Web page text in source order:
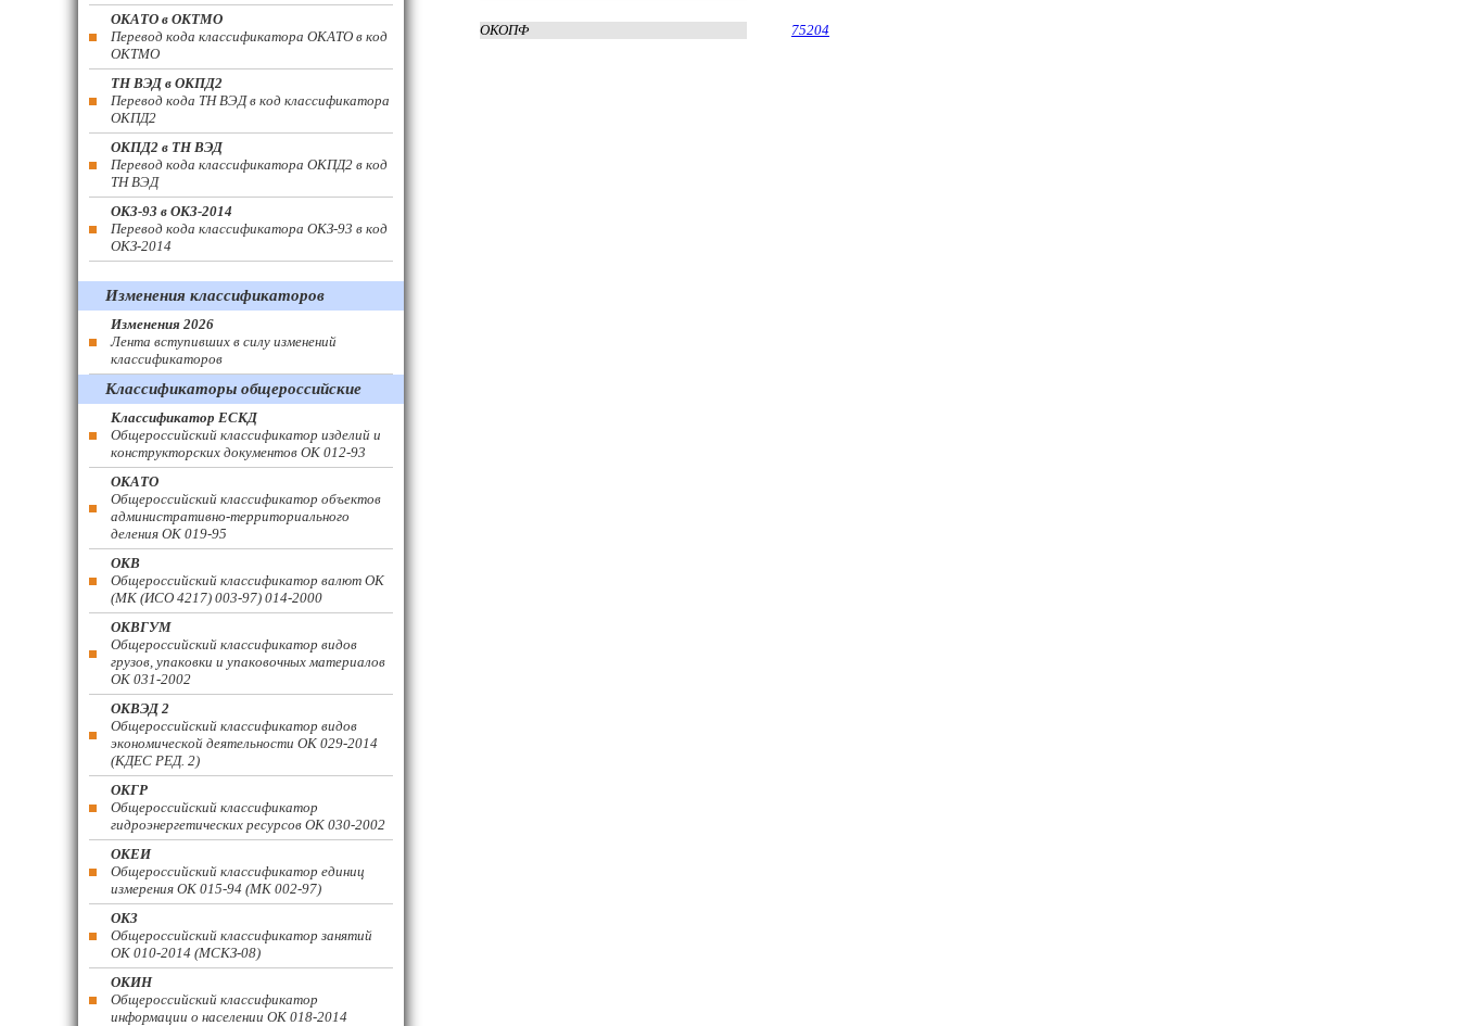
ОКОПФ 75204
ОКАТО в ОКТМО
Перевод кода классификатора ОКАТО в код
ОКТМО
ТН ВЭД в ОКПД2
Перевод кода ТН ВЭД в код классификатора
ОКПД2
ОКПД2 в ТН ВЭД
Перевод кода классификатора ОКПД2 в код
ТН ВЭД
ОКЗ-93 в ОКЗ-2014
Перевод кода классификатора ОКЗ-93 в код
ОКЗ-2014
Изменения классификаторов
Изменения 2026
Лента вступивших в силу изменений
классификаторов
Классификаторы общероссийские
Классификатор ЕСКД
Общероссийский классификатор изделий и
конструкторских документов ОК 012-93
ОКАТО
Общероссийский классификатор объектов
административно-территориального
деления ОК 019-95
ОКВ
Общероссийский классификатор валют ОК
(МК (ИСО 4217) 003-97) 014-2000
ОКВГУМ
Общероссийский классификатор видов
грузов, упаковки и упаковочных материалов
ОК 031-2002
ОКВЭД 2
Общероссийский классификатор видов
экономической деятельности ОК 029-2014
(КДЕС РЕД. 2)
ОКГР
Общероссийский классификатор
гидроэнергетических ресурсов ОК 030-2002
ОКЕИ
Общероссийский классификатор единиц
измерения ОК 015-94 (МК 002-97)
ОКЗ
Общероссийский классификатор занятий
ОК 010-2014 (МСКЗ-08)
ОКИН
Общероссийский классификатор
информации о населении ОК 018-2014